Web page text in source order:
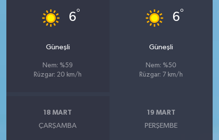
6°
Güneşli
Nem: %59
Rüzgar: 20 km/h
6°
Güneşli
Nem: %50
Rüzgar: 7 km/h
18 MART
ÇARŞAMBA
19 MART
PERŞEMBE